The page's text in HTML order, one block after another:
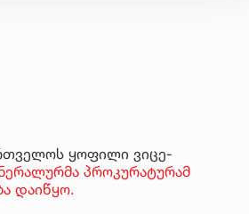
ყოფილი ვიცე-
პროკურატურამ
დაიწყო.